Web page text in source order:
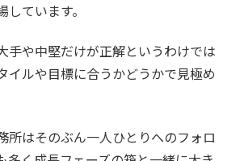
ています。
手や中堅だけが正解というわけでは
イルや目標に合うかどうかで見極め
所はそのぶん一人ひとりへのフォロ